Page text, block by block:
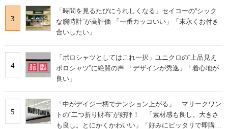
3
「時間を見るたびにうれしくなる」セイコーの“シック
な腕時計”が高評価 「一番カッコいい」「末永くお付き
合いしたい」
4
「ポロシャツとしてはこれ一択」ユニクロの“上品見え
ポロシャツ”に絶賛の声 「デザインが秀逸」「着心地が
良い」
5
「中がデイジー柄でテンション上がる」 マリークワン
トの“二つ折り財布”が好評！ 「素材感も良し。大きさ
も良し。とにかくかわいい」「好みにピッタリで即購